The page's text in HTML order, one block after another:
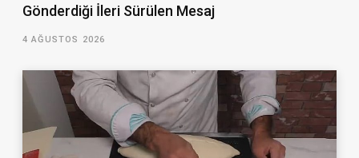
Gönderdiği İleri Sürülen Mesaj
4 AĞUSTOS 2026